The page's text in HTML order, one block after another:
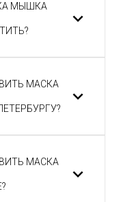
МЫШКА
МАСКА
МАСКА